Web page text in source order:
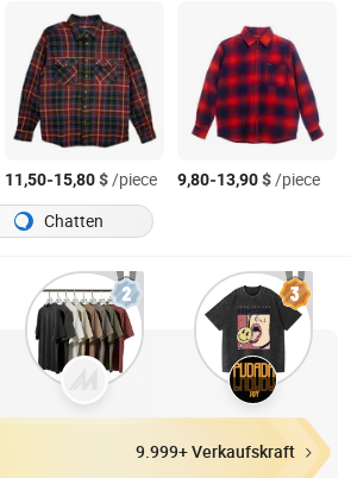
11,50-15,80$/piece 9,80-13,90$/piece
Chatten
9.999+ Verkaufskraft